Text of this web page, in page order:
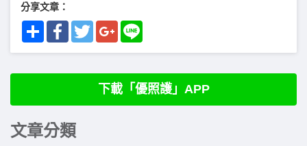
分享文章：
Share FacebookTwitterGoogle+
下載「優照護」APP
文章分類